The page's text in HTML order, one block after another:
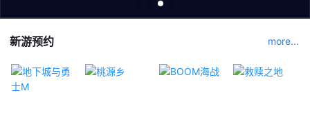
新游预约 more...